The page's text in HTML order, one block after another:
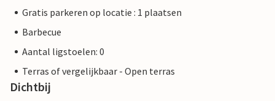
Gratis parkeren op locatie : 1 plaatsen
Barbecue
Aantal ligstoelen: 0
Terras of vergelijkbaar - Open terras
Dichtbij